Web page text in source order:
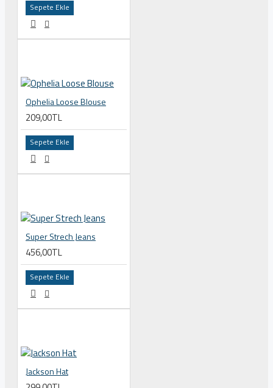
Sepete Ekle
Ophelia Loose Blouse
209,00TL
Sepete Ekle
Super Strech Jeans
456,00TL
Sepete Ekle
Jackson Hat